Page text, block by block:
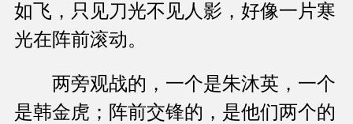
如飞，只见刀光不见人影，好像一片寒
光在阵前滚动。
两旁观战的，一个是朱沐英，一个
是韩金虎；阵前交锋的，是他们两个的